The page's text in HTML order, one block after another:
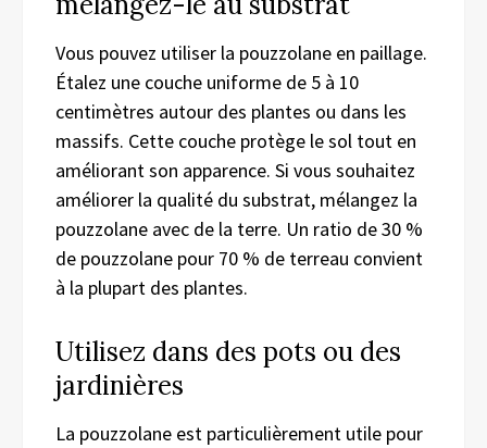
Vous pouvez utiliser la pouzzolane en paillage.
Étalez une couche uniforme de 5 à 10
centimètres autour des plantes ou dans les
massifs. Cette couche protège le sol tout en
améliorant son apparence. Si vous souhaitez
améliorer la qualité du substrat, mélangez la
pouzzolane avec de la terre. Un ratio de 30 %
de pouzzolane pour 70 % de terreau convient
à la plupart des plantes.
Utilisez dans des pots ou des
jardinières
La pouzzolane est particulièrement utile pour